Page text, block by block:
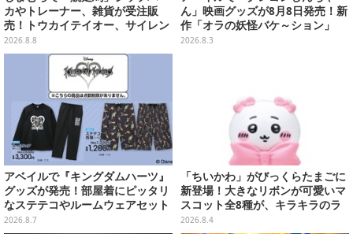
カやトレーナー、雑貨が受注販
売！トウカイテイオー、サイレン
ススズカなど名馬をデザイン
2026.8.8
ん」映画グッズが8月8日発売！新
作「オラの妖怪バケ～ション」
や、「ヘンダーランド」「暗黒タ
2026.8.3
アベイルで『キングダムハーツ』
グッズが発売！部屋着にピッタリ
なステテコやルームウェアセット
2026.8.7
「ちいかわ」がびっくらたまごに
新登場！大きなリボンが可愛いマ
スコット全8種が、キラキラのラ
メ入り入浴剤から飛び出す
2026.8.4